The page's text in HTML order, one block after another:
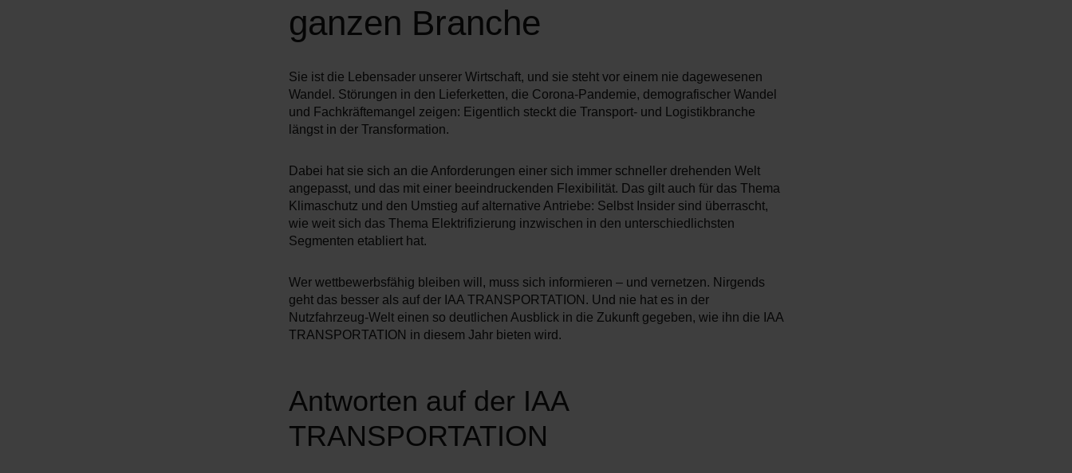
ganzen Branche
Sie ist die Lebensader unserer Wirtschaft, und sie steht vor einem nie dagewesenen
Wandel. Störungen in den Lieferketten, die Corona-Pandemie, demografischer Wandel
und Fachkräftemangel zeigen: Eigentlich steckt die Transport- und Logistikbranche
längst in der Transformation.
Dabei hat sie sich an die Anforderungen einer sich immer schneller drehenden Welt
angepasst, und das mit einer beeindruckenden Flexibilität. Das gilt auch für das Thema
Klimaschutz und den Umstieg auf alternative Antriebe: Selbst Insider sind überrascht,
wie weit sich das Thema Elektrifizierung inzwischen in den unterschiedlichsten
Segmenten etabliert hat.
Wer wettbewerbsfähig bleiben will, muss sich informieren – und vernetzen. Nirgends
geht das besser als auf der IAA TRANSPORTATION. Und nie hat es in der
Nutzfahrzeug-Welt einen so deutlichen Ausblick in die Zukunft gegeben, wie ihn die IAA
TRANSPORTATION in diesem Jahr bieten wird.
Antworten auf der IAA
TRANSPORTATION